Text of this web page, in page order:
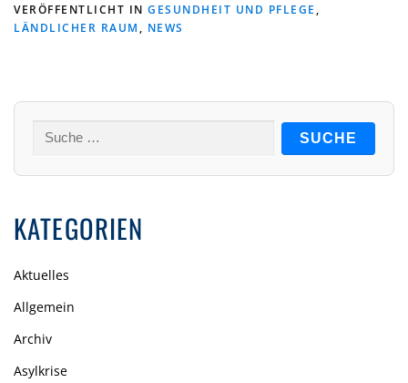
VERÖFFENTLICHT IN GESUNDHEIT UND PFLEGE ,
LÄNDLICHER RAUM , NEWS
Suche
KATEGORIEN
Aktuelles
Allgemein
Archiv
Asylkrise